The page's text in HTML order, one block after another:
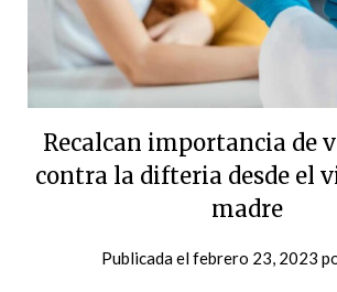
Recalcan importancia de
contra la difteria desde el
madre
Publicada elfebrero 23, 2023